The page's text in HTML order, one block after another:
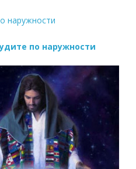
по наружности